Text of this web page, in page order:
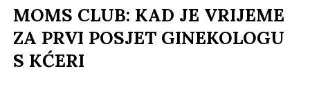
MOMS CLUB: KAD JE VRIJEME
ZA PRVI POSJET GINEKOLOGU
S KĆERI